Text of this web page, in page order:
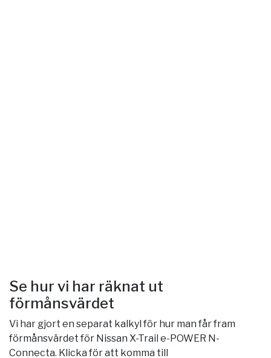
Se hur vi har räknat ut
förmånsvärdet
Vi har gjort en separat kalkyl för hur man får fram
förmånsvärdet för Nissan X-Trail e-POWER N-
Connecta. Klicka för att komma till